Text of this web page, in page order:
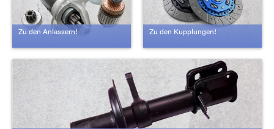
Zu den Anlassern! Zu den Kupplungen!